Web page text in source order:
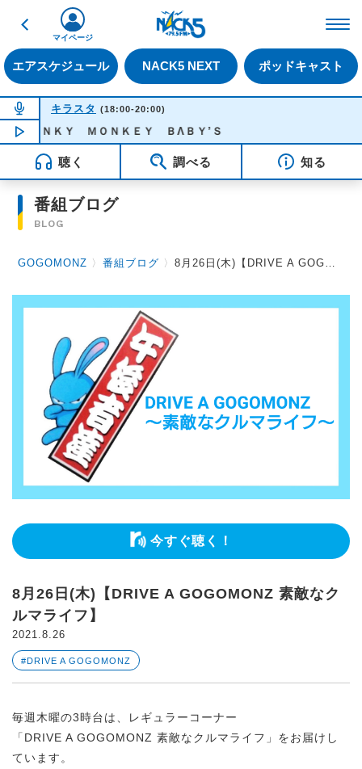
戻る
エアスケジュール NACK5 NEXT ポッドキャスト
マイページ
NOW ON AIR
キラスタ (18:00-20:00)
NOW PLAYING 19:15
ＵＮＫＹ ＭＯＮＫＥＹ ＢΛＢＹ’Ｓ
聴く 調べる 知る
番組ブログ
BLOG
GOGOMONZ 〉番組ブログ 〉8月26日(木)【DRIVE A GOGOMONZ 素敵なクルマライフ】
今すぐ聴く！
8月26日(木)【DRIVE A GOGOMONZ 素敵なク
ルマライフ】
2021.8.26
#DRIVE A GOGOMONZ
毎週木曜の3時台は、レギュラーコーナー
「DRIVE A GOGOMONZ 素敵なクルマライフ」をお届けし
ています。